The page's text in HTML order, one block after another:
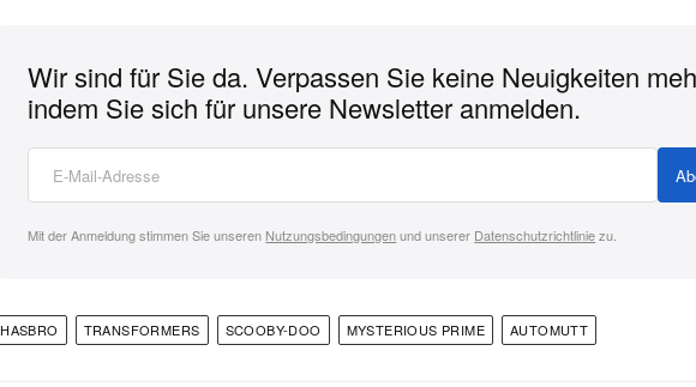
Wir sind für Sie da. Verpassen Sie keine Neuigkeiten
indem Sie sich für unsere Newsletter anmelden.
Mit der Anmeldung stimmen Sie unseren Nutzungsbedingungenund unserer Datenschutzrichtliniezu.
HASBRO TRANSFORMERS SCOOBY-DOO MYSTERIOUS PRIME AUTOMUTT